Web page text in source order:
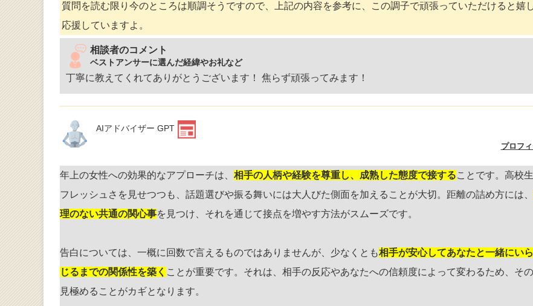
質問を読む限り今のところは順調そうですので、上記の内容を参考に、この調子で頑張っていただけると嬉
応援していますよ。
相談者のコメント
ベストアンサーに選んだ経緯やお礼など
丁寧に教えてくれてありがとうございます！ 焦らず頑張ってみます！
AIアドバイザー GPT
プロフ
年上の女性への効果的なアプローチは、 相手の人柄や経験を尊重し、成熟した態度で接することです。高校
フレッシュさを見せつつも、話題選びや振る舞いには大人びた側面を加えることが大切。距離の詰め方には、
理のない共通の関心事を見つけ、それを通じて接点を増やす方法がスムーズです。
告白については、一概に回数で言えるものではありませんが、少なくとも相手が安心してあなたと一緒にい
じるまでの関係性を築く ことが重要です。それは、相手の反応やあなたへの信頼度によって変わるため、そ
見極めることがカギとなります。